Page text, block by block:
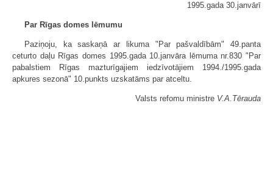
1995.gada 30.janvārī
Par Rīgas domes lēmumu
Paziņoju, ka saskaņā ar likuma "Par pašvaldībām" 49.panta
ceturto daļu Rīgas domes 1995.gada 10.janvāra lēmuma nr.830 "Par
pabalstiem Rīgas mazturīgajiem iedzīvotājiem 1994./1995.gada
apkures sezonā" 10.punkts uzskatāms par atceltu.
Valsts refomu ministre V.A.Tērauda